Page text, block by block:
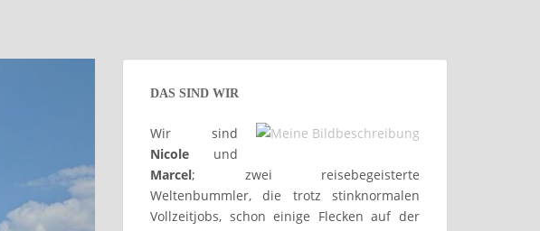
DAS SIND WIR
Wir sind
Nicole und
Marcel; zwei reisebegeisterte
Weltenbummler, die trotz stinknormalen
Vollzeitjobs, schon einige Flecken auf der